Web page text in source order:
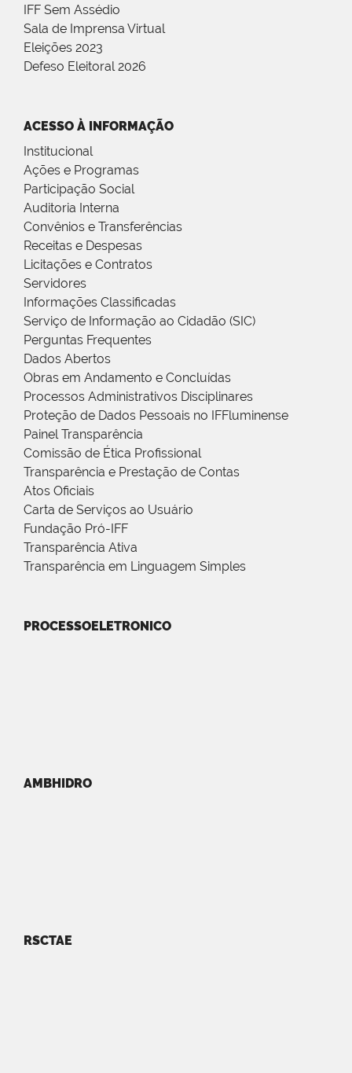
IFF Sem Assédio
Sala de Imprensa Virtual
Eleições 2023
Defeso Eleitoral 2026
ACESSO À INFORMAÇÃO
Institucional
Ações e Programas
Participação Social
Auditoria Interna
Convênios e Transferências
Receitas e Despesas
Licitações e Contratos
Servidores
Informações Classificadas
Serviço de Informação ao Cidadão (SIC)
Perguntas Frequentes
Dados Abertos
Obras em Andamento e Concluídas
Processos Administrativos Disciplinares
Proteção de Dados Pessoais no IFFluminense
Painel Transparência
Comissão de Ética Profissional
Transparência e Prestação de Contas
Atos Oficiais
Carta de Serviços ao Usuário
Fundação Pró-IFF
Transparência Ativa
Transparência em Linguagem Simples
PROCESSOELETRONICO
AMBHIDRO
RSCTAE